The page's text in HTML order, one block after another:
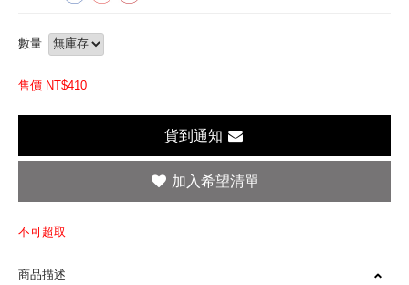
數量
售價 NT$410
貨到通知
不可超取
商品描述